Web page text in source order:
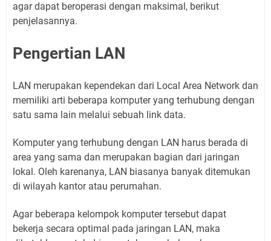
agar dapat beroperasi dengan maksimal, berikut
penjelasannya.
Pengertian LAN
LAN merupakan kependekan dari Local Area Network dan
memiliki arti beberapa komputer yang terhubung dengan
satu sama lain melalui sebuah link data.
Komputer yang terhubung dengan LAN harus berada di
area yang sama dan merupakan bagian dari jaringan
lokal. Oleh karenanya, LAN biasanya banyak ditemukan
di wilayah kantor atau perumahan.
Agar beberapa kelompok komputer tersebut dapat
bekerja secara optimal pada jaringan LAN, maka